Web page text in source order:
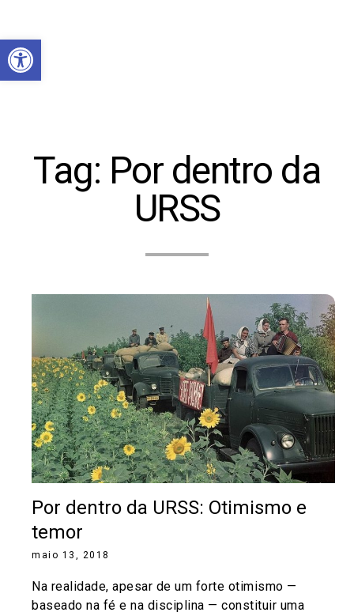
Abrir a barra de ferramentas
Tag: Por dentro da
URSS
Por dentro da URSS: Otimismo e
temor
maio 13, 2018
Na realidade, apesar de um forte otimismo —
baseado na fé e na disciplina — constituir uma